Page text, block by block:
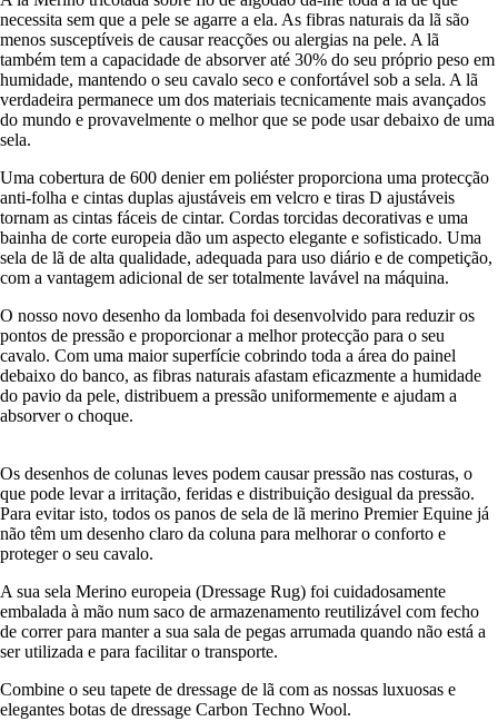
necessita sem que a pele se agarre a ela. As fibras naturais da lã são
menos susceptíveis de causar reacções ou alergias na pele. A lã
também tem a capacidade de absorver até 30% do seu próprio peso em
humidade, mantendo o seu cavalo seco e confortável sob a sela. A lã
verdadeira permanece um dos materiais tecnicamente mais avançados
do mundo e provavelmente o melhor que se pode usar debaixo de uma
sela.
Uma cobertura de 600 denier em poliéster proporciona uma protecção
anti-folha e cintas duplas ajustáveis em velcro e tiras D ajustáveis
tornam as cintas fáceis de cintar. Cordas torcidas decorativas e uma
bainha de corte europeia dão um aspecto elegante e sofisticado. Uma
sela de lã de alta qualidade, adequada para uso diário e de competição,
com a vantagem adicional de ser totalmente lavável na máquina.
O nosso novo desenho da lombada foi desenvolvido para reduzir os
pontos de pressão e proporcionar a melhor protecção para o seu
cavalo. Com uma maior superfície cobrindo toda a área do painel
debaixo do banco, as fibras naturais afastam eficazmente a humidade
do pavio da pele, distribuem a pressão uniformemente e ajudam a
absorver o choque.
Os desenhos de colunas leves podem causar pressão nas costuras, o
que pode levar a irritação, feridas e distribuição desigual da pressão.
Para evitar isto, todos os panos de sela de lã merino Premier Equine já
não têm um desenho claro da coluna para melhorar o conforto e
proteger o seu cavalo.
A sua sela Merino europeia (Dressage Rug) foi cuidadosamente
embalada à mão num saco de armazenamento reutilizável com fecho
de correr para manter a sua sala de pegas arrumada quando não está a
ser utilizada e para facilitar o transporte.
Combine o seu tapete de dressage de lã com as nossas luxuosas e
elegantes botas de dressage Carbon Techno Wool.